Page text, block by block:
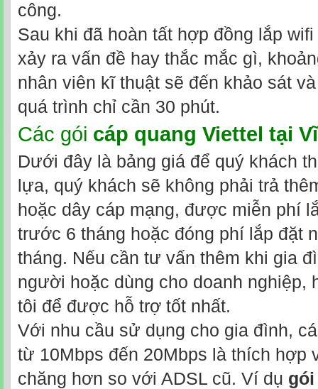
công.
Sau khi đã hoàn tất hợp đồng lắp
xảy ra vấn đề hay thắc mắc gì,
nhân viên kĩ thuật sẽ đến khảo sát
quá trình chỉ cần 30 phút.
Các gói cáp quang Viettel tại
Dưới đây là bảng giá để quý khách
lựa, quý khách sẽ không phải trả
hoặc dây cáp mạng, được miễn phí
trước 6 tháng hoặc đóng phí lắp đặt
tháng. Nếu cần tư vấn thêm khi gia
người hoặc dùng cho doanh nghiệp,
tôi để được hỗ trợ tốt nhất.
Với nhu cầu sử dụng cho gia đình,
từ 10Mbps đến 20Mbps là thích hợp
chăng hơn so với ADSL cũ. Ví dụ gói